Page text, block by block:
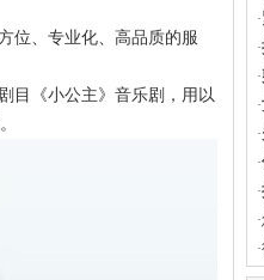
、专业化、高品质的服
目《小公主》音乐剧，用以
·
·
·
·
·
·
·
·
·